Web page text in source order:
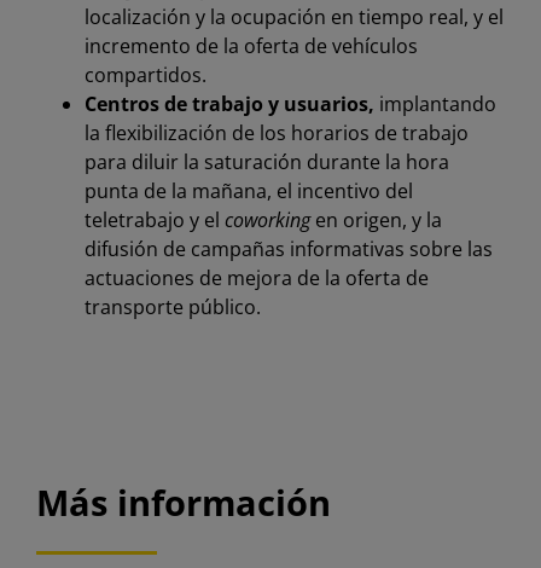
localización y la ocupación en tiempo real, y el
incremento de la oferta de vehículos
compartidos.
Centros de trabajo y usuarios, implantando
la flexibilización de los horarios de trabajo
para diluir la saturación durante la hora
punta de la mañana, el incentivo del
teletrabajo y el coworkingen origen, y la
difusión de campañas informativas sobre las
actuaciones de mejora de la oferta de
transporte público.
Más información